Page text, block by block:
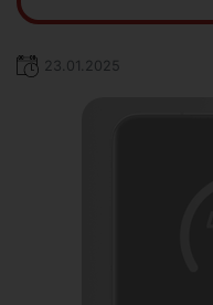
23.01.2025